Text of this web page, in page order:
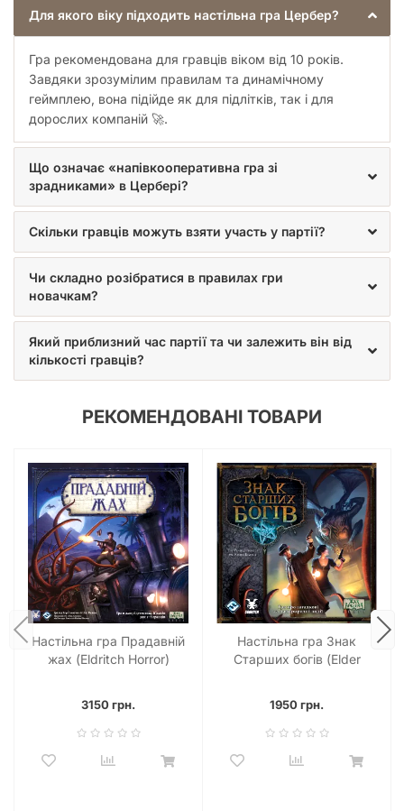
Наздоганяючи одного або кількох героїв, Цербер
зупиняється на цій клітинці. Фішки всіх спійманих героїв
переставляють на шкалу люті. Ці гравці переходять на
темний бік і перевертають карти дій. Тепер вони будуть
допомагати Церберу ловити героїв, що залишились!
Перемога і поразка
Добираючись до фінальної ділянки, гравець перевертає
човном, герої займають вільні місця. Якщо в човні не
залишається вільних місць, гра відразу закінчується.
Перемагають всі герої на борту. Інші герої програють і
навічно залишаються в пеклі разом із Цербером.
якщо хороших героїв стає менше, ніж вільних місць в човні.
У такому разі човен ніколи не заповниться й не зможе
відплисти.
Любителям напівкооперативних ігор, де навіть від
«Немезида», натхненні культовими фільмами жахів.
Для якого віку підходить настільна гра Цербер?
Гра рекомендована для гравців віком від 10 років.
Завдяки зрозумілим правилам та динамічному
геймплею, вона підійде як для підлітків, так і для
дорослих компаній 🚀.
Що означає «напівкооперативна гра зі
зрадниками» в Цербері?
Скільки гравців можуть взяти участь у партії?
Чи складно розібратися в правилах гри
новачкам?
Який приблизний час партії та чи залежить він від
кількості гравців?
РЕКОМЕНДОВАНІ ТОВАРИ
Настільна гра Прадавній
жах (Eldritch Horror)
3150 грн.
Настільна гра Знак
Старших богів (Elder
1950 грн.